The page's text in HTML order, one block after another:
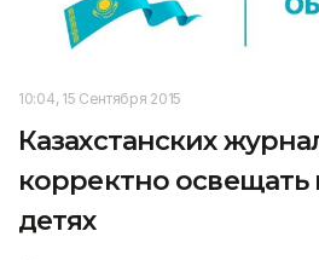
10:04, 15 Сентября 2015
Казахстанских
корректно освещать
детях